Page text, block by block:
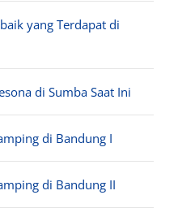
yang Terdapat di
di Sumba Saat Ini
di Bandung I
di Bandung II